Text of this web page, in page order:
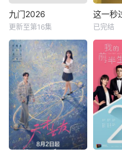
九门2026
更新至第16集
这一秒
已完结